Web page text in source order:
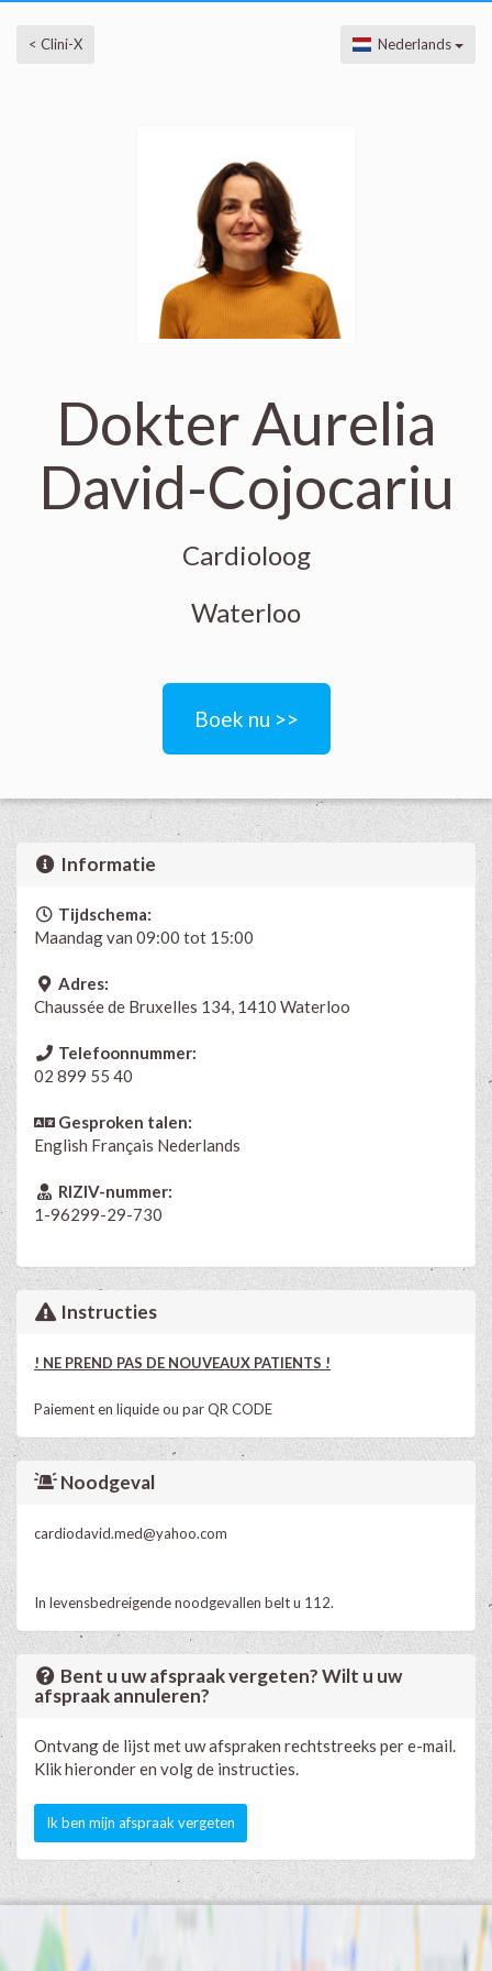
< Clini-X Nederlands
Dokter Aurelia
David-Cojocariu
Cardioloog
Waterloo
Boek nu >>
Informatie
Tijdschema:
Maandag van 09:00 tot 15:00
Adres:
Chaussée de Bruxelles 134, 1410 Waterloo
Telefoonnummer:
02 899 55 40
Gesproken talen:
English Français Nederlands
RIZIV-nummer:
1-96299-29-730
Instructies
! NE PREND PAS DE NOUVEAUX PATIENTS !
Paiement en liquide ou par QR CODE
Noodgeval
cardiodavid.med@yahoo.com
In levensbedreigende noodgevallen belt u 112.
Bent u uw afspraak vergeten? Wilt u uw
afspraak annuleren?
Ontvang de lijst met uw afspraken rechtstreeks per e-mail.
Klik hieronder en volg de instructies.
Ik ben mijn afspraak vergeten